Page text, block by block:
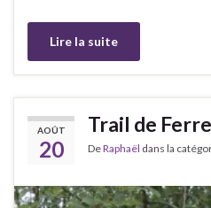
Lire la suite
AOÛT
20
Trail de
DeRaphaël dans la